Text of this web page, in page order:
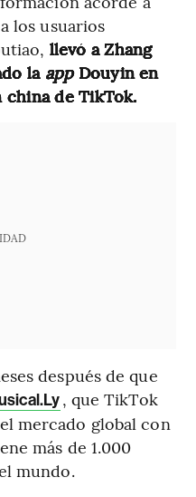
los usuarios
llevó a Zhang
la appDouyin en
china de TikTok.
después de que
, que TikTok
mercado global con
más de 1.000
mundo.